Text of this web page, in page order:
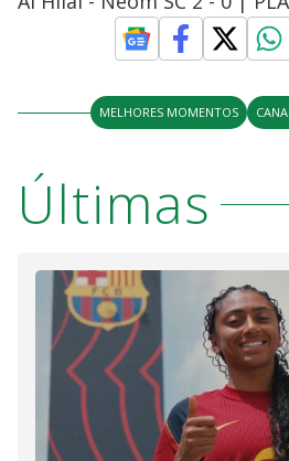
MELHORES MOMENTOS
Últimas